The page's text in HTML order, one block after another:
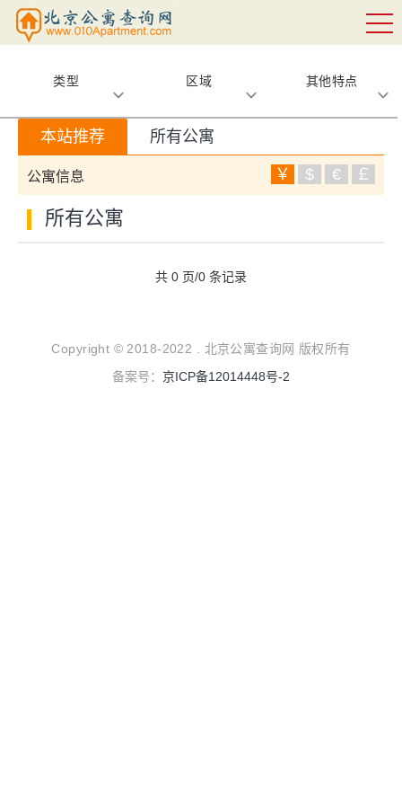
类型 区域 其他特点
本站推荐 所有公寓
公寓信息 ￥ $ € ￡
所有公寓
共 0 页/0 条记录
Copyright © 2018-2022 . 北京公寓查询网 版权所有
备案号： 京ICP备12014448号-2